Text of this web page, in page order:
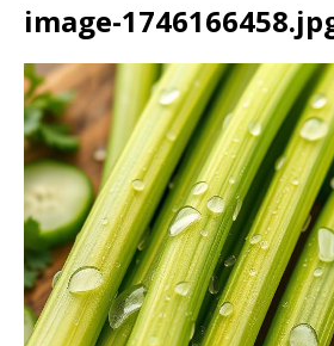
image-